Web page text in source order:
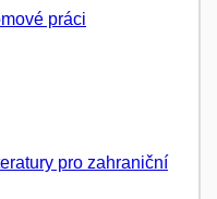
práci
pro zahraniční